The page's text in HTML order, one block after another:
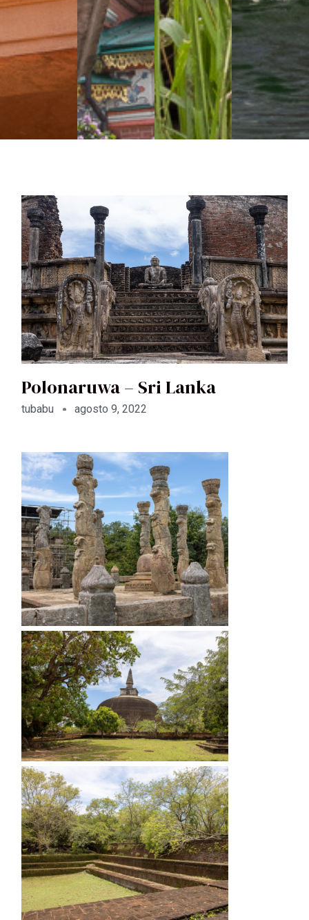
Polonaruwa – Sri Lanka
tubabu agosto 9, 2022